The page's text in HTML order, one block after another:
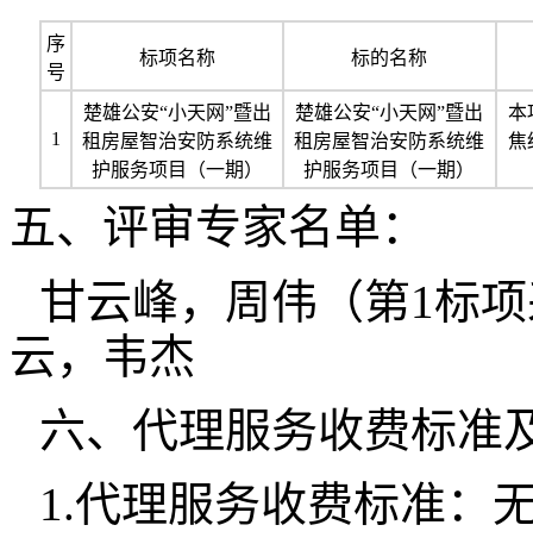
序
号
标项名称 标的名称
1
楚雄公安“小天网”暨出
租房屋智治安防系统维
护服务项目（一期）
楚雄公安“小天网”暨出
租房屋智治安防系统维
护服务项目（一期）
本
焦
五、评审专家名单：
甘云峰，周伟（第1标
云，韦杰
六、代理服务收费标准
1.代理服务收费标准：